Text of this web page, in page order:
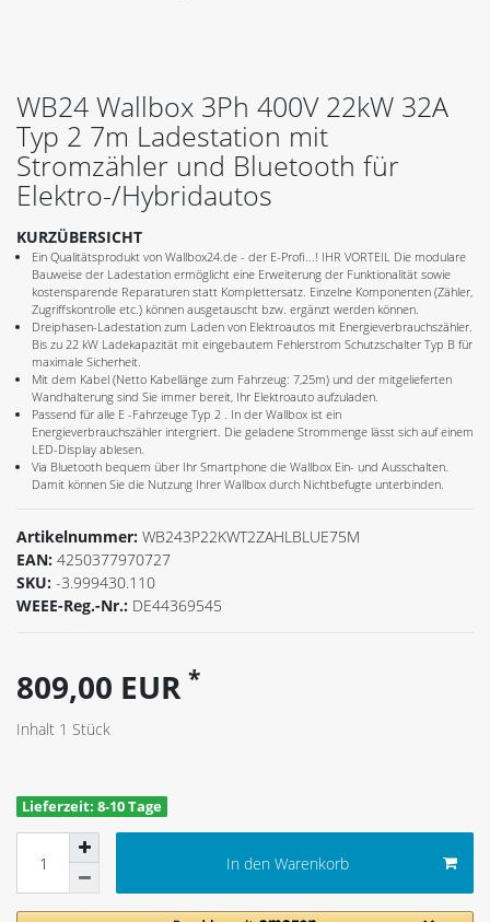
WB24 Wallbox 3Ph 400V 22kW 32A
Typ 2 7m Ladestation mit
Stromzähler und Bluetooth für
Elektro-/Hybridautos
KURZÜBERSICHT
Ein Qualitätsprodukt von Wallbox24.de - der E-Profi...! IHR VORTEIL Die modulare
Bauweise der Ladestation ermöglicht eine Erweiterung der Funktionalität sowie
kostensparende Reparaturen statt Komplettersatz. Einzelne Komponenten (Zähler,
Zugriffskontrolle etc.) können ausgetauscht bzw. ergänzt werden können.
Dreiphasen-Ladestation zum Laden von Elektroautos mit Energieverbrauchszähler.
Bis zu 22 kW Ladekapazität mit eingebautem Fehlerstrom Schutzschalter Typ B für
maximale Sicherheit.
Mit dem Kabel (Netto Kabellänge zum Fahrzeug: 7,25m) und der mitgelieferten
Wandhalterung sind Sie immer bereit, Ihr Elektroauto aufzuladen.
Passend für alle E -Fahrzeuge Typ 2 . In der Wallbox ist ein
Energieverbrauchszähler intergriert. Die geladene Strommenge lässt sich auf einem
LED-Display ablesen.
Via Bluetooth bequem über Ihr Smartphone die Wallbox Ein- und Ausschalten.
Damit können Sie die Nutzung Ihrer Wallbox durch Nichtbefugte unterbinden.
Artikelnummer: WB243P22KWT2ZAHLBLUE75M
EAN: 4250377970727
SKU: -3.999430.110
WEEE-Reg.-Nr.: DE44369545
809,00 EUR *
Inhalt 1 Stück
Lieferzeit: 8-10 Tage
In den Warenkorb